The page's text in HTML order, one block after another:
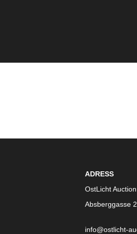
ADRESS
OstLicht Auction
Absberggasse
info@ostlicht-